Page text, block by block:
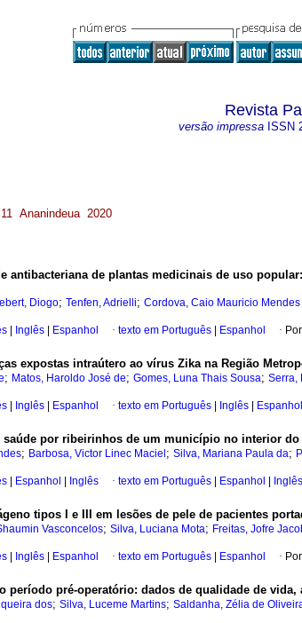
Revista
versão impressa ISSN
Ananindeua 2020
antibacteriana de plantas medicinais de uso
Diogo; Tenfen, Adrielli; Cordova, Caio Mauricio Mendes
Inglês Espanhol · texto em Português Espanhol ·
expostas intraútero ao vírus Zika na Região
; Matos, Haroldo José de; Gomes, Luna Thais Sousa; Serra,
Inglês Espanhol · texto em Português Inglês Espanhol
saúde por ribeirinhos de um município no interior do
; Barbosa, Victor Linec Maciel ; Silva, Mariana Paula da;
Espanhol Inglês · texto em Português Espanhol Inglês
tipos I e III em lesões de pele de pacientes
Vasconcelos; Silva, Luciana Mota; Freitas, Jofre
Inglês Espanhol · texto em Português Espanhol ·
período pré-operatório: dados de qualidade de vida,
dos; Silva, Luceme Martins; Saldanha, Zélia de